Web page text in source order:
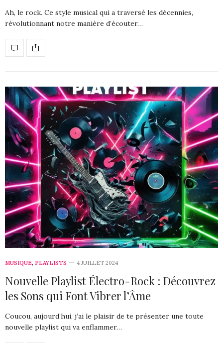
Ah, le rock. Ce style musical qui a traversé les décennies,
révolutionnant notre manière d’écouter…
MUSIQUE, PLAYLISTS 4 JUILLET 2024
Nouvelle Playlist Électro-Rock : Découvrez
les Sons qui Font Vibrer l’Âme
Coucou, aujourd’hui, j’ai le plaisir de te présenter une toute
nouvelle playlist qui va enflammer…